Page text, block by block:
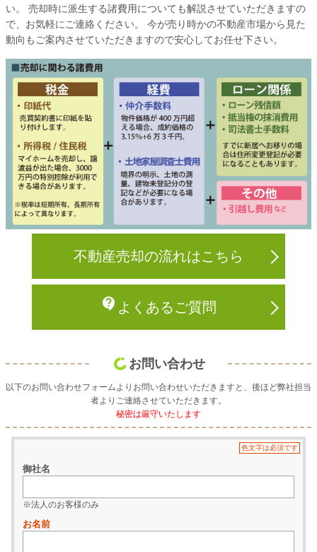
い。 売却時に派生する諸費用についても解説させていただきますの
で、お気軽にご連絡ください。 今が売り時かの不動産市場から見た
動向もご案内させていただきますので安心してお任せ下さい。
不動産売却の流れはこちら
contact_support よくあるご質問
お問い合わせ
以下のお問い合わせフォームよりお問い合わせいただきますと、後ほど弊社担当
者よりご連絡させていただきます。
秘密は厳守いたします
色文字は必須です
御社名
※法人のお客様のみ
お名前